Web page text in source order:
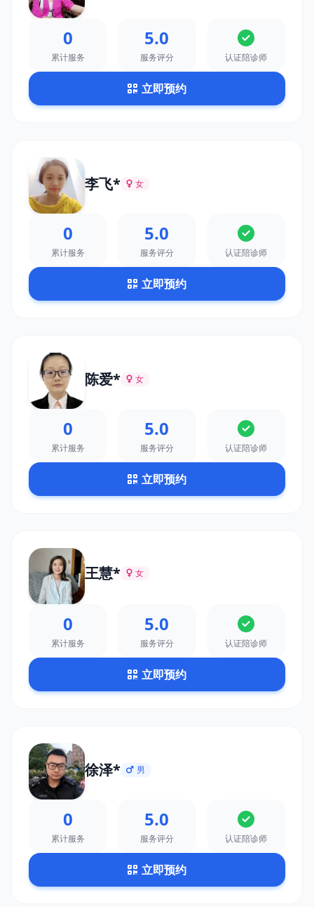
0
累计服务
5.0
服务评分 认证陪诊师
立即预约
李飞* 女
0
累计服务
5.0
服务评分 认证陪诊师
立即预约
陈爱* 女
0
累计服务
5.0
服务评分 认证陪诊师
立即预约
王慧* 女
0
累计服务
5.0
服务评分 认证陪诊师
立即预约
徐泽* 男
0
累计服务
5.0
服务评分 认证陪诊师
立即预约